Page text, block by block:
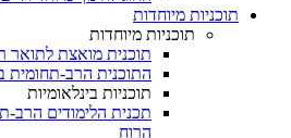
תוכניות מיוחדות
תוכניות מיוחדות
תוכנית מואצת לתואר
התוכנית הרב-תחומית
תוכניות בינלאומיות
תכנית הלימודים הרב-
הרוח